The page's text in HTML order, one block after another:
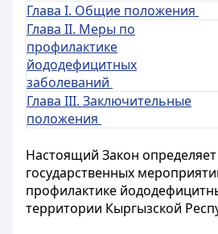
Глава I. Общие положения
Глава II. Меры по
профилактике
йододефицитных
заболеваний
Глава III. Заключительные
положения
Настоящий Закон
государственных
профилактике
территории Кыргызской